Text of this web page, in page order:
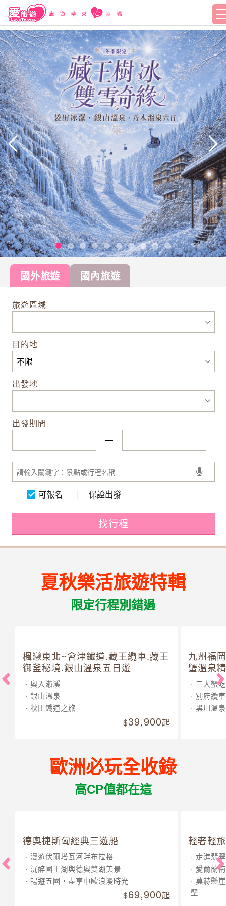
國外旅遊 國內旅遊
旅遊區域
目的地
出發地
出發期間
可報名 保證出發
找行程
夏秋樂活旅遊特輯
限定行程別錯過
楓戀東北~會津鐵道.藏王纜車.藏王
御釜秘境.銀山溫泉五日遊
奧入瀨溪
銀山溫泉
秋田鐵道之旅
39,900起
九州福
蟹溫泉
三大蟹
別府纜車
黑川溫泉
歐洲必玩全收錄
高CP值都在這
德奧捷斯匈經典三遊船
漫遊伏爾塔瓦河畔布拉格
沉醉國王湖與德奧雙湖美景
暢遊五國，盡享中歐浪漫時光
69,900起
輕奢輕
走進翡
愛爾蘭
莫赫懸
壁